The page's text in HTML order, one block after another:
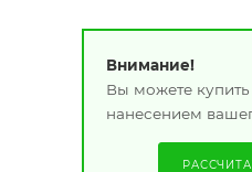
Внимание!
Вы можете купить
нанесением